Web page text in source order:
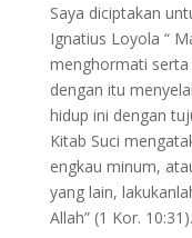
Saya diciptakan
Ignatius Loyola “
menghormati serta
dengan itu
hidup ini dengan
Kitab Suci
engkau minum,
yang lain,
Allah” (1 Kor. 10:31).